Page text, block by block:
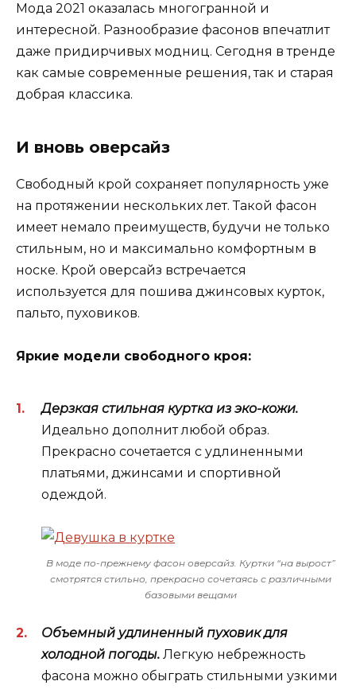
Мода 2021 оказалась многогранной и
интересной. Разнообразие фасонов впечатлит
даже придирчивых модниц. Сегодня в тренде
как самые современные решения, так и старая
добрая классика.
И вновь оверсайз
Свободный крой сохраняет популярность уже
на протяжении нескольких лет. Такой фасон
имеет немало преимуществ, будучи не только
стильным, но и максимально комфортным в
носке. Крой оверсайз встречается
используется для пошива джинсовых курток,
пальто, пуховиков.
Яркие модели свободного кроя:
Дерзкая стильная куртка из эко-кожи.
Идеально дополнит любой образ.
Прекрасно сочетается с удлиненными
платьями, джинсами и спортивной
одеждой.
В моде по-прежнему фасон оверсайз. Куртки “на вырост”
смотрятся стильно, прекрасно сочетаясь с различными
базовыми вещами
Объемный удлиненный пуховик для
холодной погоды. Легкую небрежность
фасона можно обыграть стильными узкими